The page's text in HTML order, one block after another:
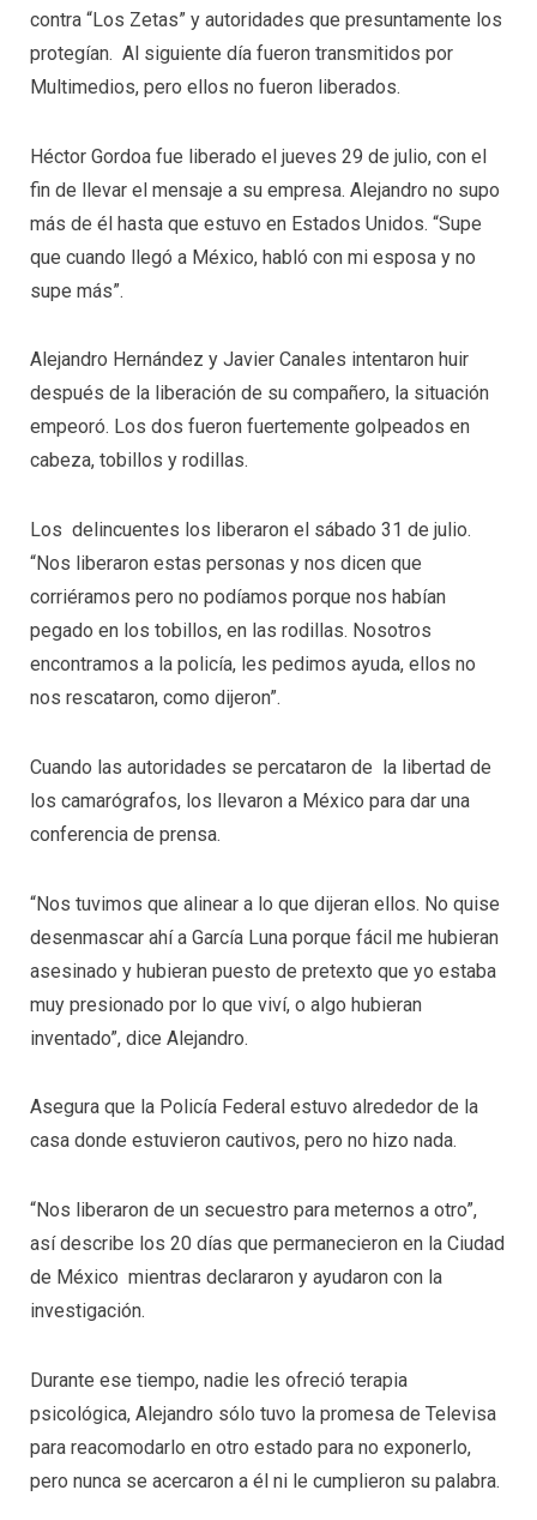
contra “Los Zetas” y autoridades que presuntamente los
protegían. Al siguiente día fueron transmitidos por
Multimedios, pero ellos no fueron liberados.
Héctor Gordoa fue liberado el jueves 29 de julio, con el
fin de llevar el mensaje a su empresa. Alejandro no supo
más de él hasta que estuvo en Estados Unidos. “Supe
que cuando llegó a México, habló con mi esposa y no
supe más”.
Alejandro Hernández y Javier Canales intentaron huir
después de la liberación de su compañero, la situación
empeoró. Los dos fueron fuertemente golpeados en
cabeza, tobillos y rodillas.
Los delincuentes los liberaron el sábado 31 de julio.
“Nos liberaron estas personas y nos dicen que
corriéramos pero no podíamos porque nos habían
pegado en los tobillos, en las rodillas. Nosotros
encontramos a la policía, les pedimos ayuda, ellos no
nos rescataron, como dijeron”.
Cuando las autoridades se percataron de la libertad de
los camarógrafos, los llevaron a México para dar una
conferencia de prensa.
“Nos tuvimos que alinear a lo que dijeran ellos. No quise
desenmascar ahí a García Luna porque fácil me hubieran
asesinado y hubieran puesto de pretexto que yo estaba
muy presionado por lo que viví, o algo hubieran
inventado”, dice Alejandro.
Asegura que la Policía Federal estuvo alrededor de la
casa donde estuvieron cautivos, pero no hizo nada.
“Nos liberaron de un secuestro para meternos a otro”,
así describe los 20 días que permanecieron en la Ciudad
de México mientras declararon y ayudaron con la
investigación.
Durante ese tiempo, nadie les ofreció terapia
psicológica, Alejandro sólo tuvo la promesa de Televisa
para reacomodarlo en otro estado para no exponerlo,
pero nunca se acercaron a él ni le cumplieron su palabra.